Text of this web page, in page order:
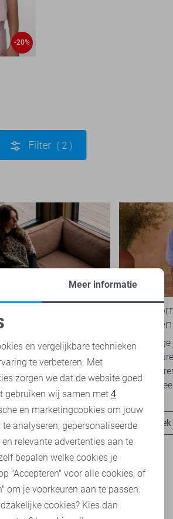
-20%
Filter 2
stijl en comfort in
kleding die comfortabel,
is. Met de nieuwe Lady
Boho
overal
Van luchtige
zachte
Romance
het
cookies
cookies
Meer informatie
en vergelijkbare technieken
te verbeteren. Met
zorgen we dat de website goed
gebruiken wij samen met 4
en marketingcookies om jouw
analyseren, gepersonaliseerde
relevante advertenties aan te
bepalen welke cookies je
"Accepteren" voor alle cookies, of
om je voorkeuren aan te passen.
cookies? Kies dan